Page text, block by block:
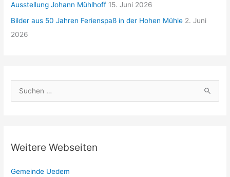
Ausstellung Johann Mühlhoff 15. Juni 2026
Bilder aus 50 Jahren Ferienspaß in der Hohen Mühle 2. Juni
2026
u
n
Weitere Webseiten
Gemeinde Uedem